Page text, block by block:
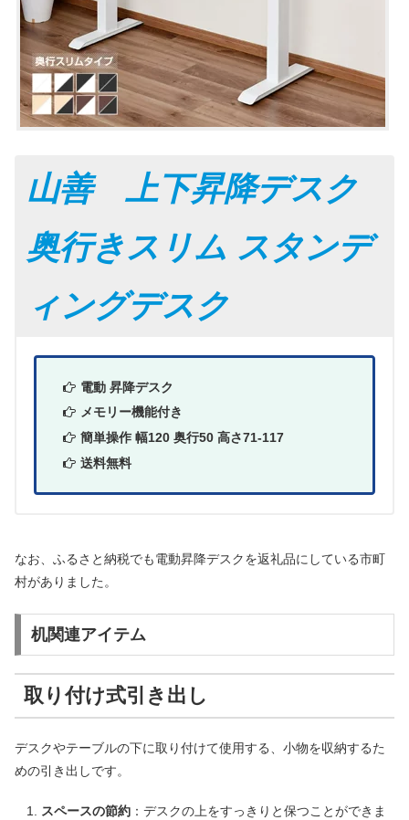
山善 上下昇降デスク
奥行きスリム スタンデ
ィングデスク
電動 昇降デスク
メモリー機能付き
簡単操作 幅120 奥行50 高さ71-117
送料無料
なお、ふるさと納税でも電動昇降デスクを返礼品にしている市町
村がありました。
机関連アイテム
取り付け式引き出し
デスクやテーブルの下に取り付けて使用する、小物を収納するた
めの引き出しです。
スペースの節約：デスクの上をすっきりと保つことができま